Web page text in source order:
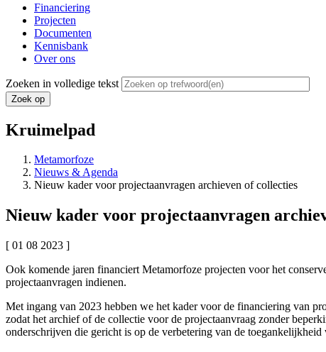
Financiering
Projecten
Documenten
Kennisbank
Over ons
Zoeken in volledige tekst
Kruimelpad
Metamorfoze
Nieuws & Agenda
Nieuw kader voor projectaanvragen archieven of collecties
Nieuw kader voor projectaanvragen
[ 01 08 2023 ]
Ook komende jaren financiert Metamorfoze projecten voor het
projectaanvragen indienen.
Met ingang van 2023 hebben we het kader voor de financiering van
zodat het archief of de collectie voor de projectaanvraag zonder
onderschrijven die gericht is op de verbetering van de toegankelijkheid